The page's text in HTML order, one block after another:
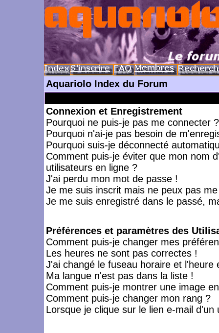
Aquariolo Index du Forum
Connexion et Enregistrement
Pourquoi ne puis-je pas me connecter ?
Pourquoi n'ai-je pas besoin de
Pourquoi suis-je déconnecté
Comment puis-je éviter que mon nom
utilisateurs en ligne ?
J'ai perdu mon mot de passe !
Je me suis inscrit mais ne peux pas
Je me suis enregistré dans le passé,
Préférences et paramètres des
Comment puis-je changer mes
Les heures ne sont pas correctes !
J'ai changé le fuseau horaire et l'heure
Ma langue n'est pas dans la liste !
Comment puis-je montrer une image
Comment puis-je changer mon rang ?
Lorsque je clique sur le lien e-mail